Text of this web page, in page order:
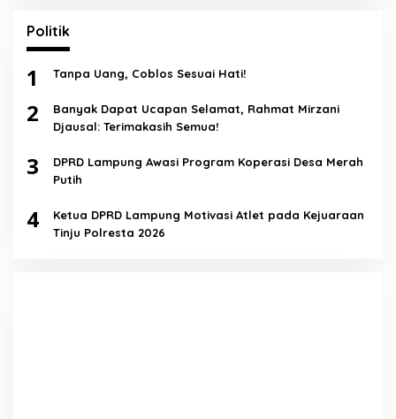
Politik
1 Tanpa Uang, Coblos Sesuai Hati!
2
Banyak Dapat Ucapan Selamat, Rahmat Mirzani
Djausal: Terimakasih Semua!
3
DPRD Lampung Awasi Program Koperasi Desa Merah
Putih
4
Ketua DPRD Lampung Motivasi Atlet pada Kejuaraan
Tinju Polresta 2026